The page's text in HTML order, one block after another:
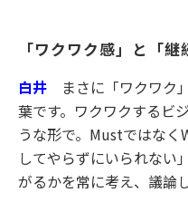
「ワクワク感」と「
白井 まさに「ワクワク
葉です。ワクワクするビ
うな形で。Mustではな
してやらずにいられない
がるかを常に考え、議論